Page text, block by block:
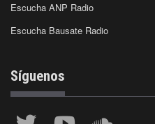
Escucha ANP Radio
Escucha Bausate Radio
Síguenos